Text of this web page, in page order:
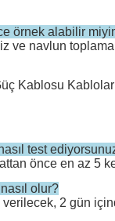
örnek alabilir
ve navlun
Kablosu
test
önce en az 5
olur?
2 gün